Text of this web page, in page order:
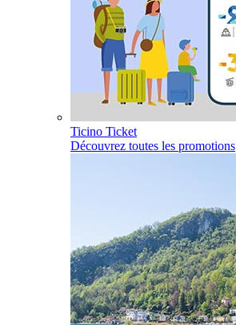
Ticino Ticket
Découvrez toutes les promotions